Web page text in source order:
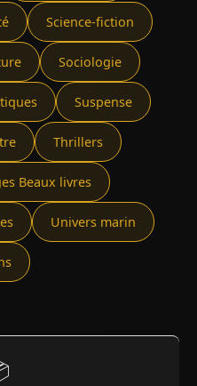
Science-fiction
Sociologie
Suspense
Thrillers
Beaux livres
Univers marin